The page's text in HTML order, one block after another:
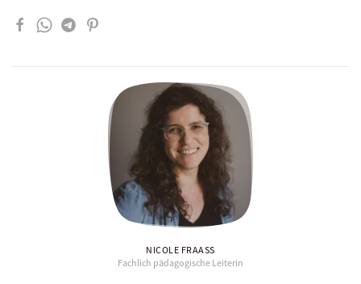
NICOLE FRAASS
Fachlich pädagogische Leiterin